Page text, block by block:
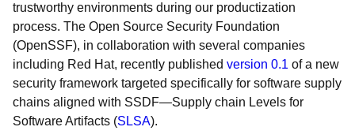
trustworthy environments during our productization
process. The Open Source Security Foundation
(OpenSSF), in collaboration with several companies
including Red Hat, recently published version 0.1 of a new
security framework targeted specifically for software supply
chains aligned with SSDF—Supply chain Levels for
Software Artifacts (SLSA).